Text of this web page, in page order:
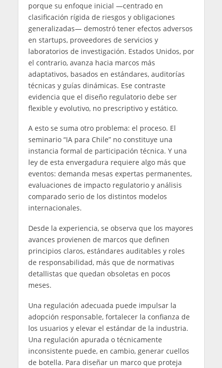
porque su enfoque inicial —centrado en
clasificación rígida de riesgos y obligaciones
generalizadas— demostró tener efectos adversos
en startups, proveedores de servicios y
laboratorios de investigación. Estados Unidos, por
el contrario, avanza hacia marcos más
adaptativos, basados en estándares, auditorías
técnicas y guías dinámicas. Ese contraste
evidencia que el diseño regulatorio debe ser
flexible y evolutivo, no prescriptivo y estático.
A esto se suma otro problema: el proceso. El
seminario “IA para Chile” no constituye una
instancia formal de participación técnica. Y una
ley de esta envergadura requiere algo más que
eventos: demanda mesas expertas permanentes,
evaluaciones de impacto regulatorio y análisis
comparado serio de los distintos modelos
internacionales.
Desde la experiencia, se observa que los mayores
avances provienen de marcos que definen
principios claros, estándares auditables y roles
de responsabilidad, más que de normativas
detallistas que quedan obsoletas en pocos
meses.
Una regulación adecuada puede impulsar la
adopción responsable, fortalecer la confianza de
los usuarios y elevar el estándar de la industria.
Una regulación apurada o técnicamente
inconsistente puede, en cambio, generar cuellos
de botella. Para diseñar un marco que proteja